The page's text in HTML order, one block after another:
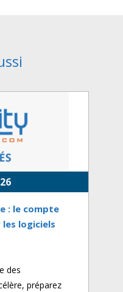
: le compte
logiciels
des
préparez